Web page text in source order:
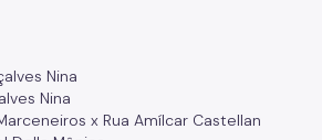
Nina
Nina
x Rua Amílcar Castellan